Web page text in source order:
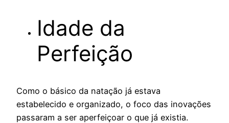
Idade da
Perfeição
Como o básico da natação já estava
estabelecido e organizado, o foco das inovações
passaram a ser aperfeiçoar o que já existia.